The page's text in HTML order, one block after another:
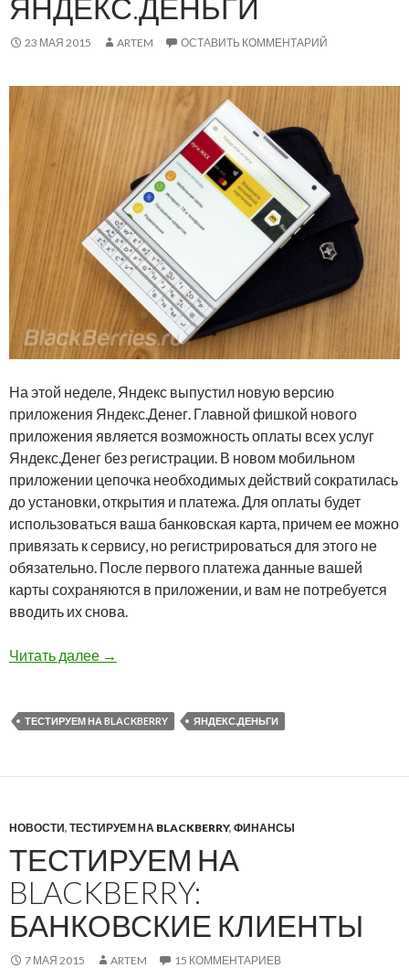
23 МАЯ 2015 ARTEM ОСТАВИТЬ КОММЕНТАРИЙ
На этой неделе, Яндекс выпустил новую версию
приложения Яндекс.Денег. Главной фишкой нового
приложения является возможность оплаты всех услуг
Яндекс.Денег без регистрации. В новом мобильном
приложении цепочка необходимых действий сократилась
до установки, открытия и платежа. Для оплаты будет
использоваться ваша банковская карта, причем ее можно
привязать к сервису, но регистрироваться для этого не
обязательно. После первого платежа данные вашей
карты сохраняются в приложении, и вам не потребуется
вводить их снова.
Читать далее Тестируем на BlackBerry: Новые функции
→
ТЕСТИРУЕМ НА BLACKBERRY ЯНДЕКС.ДЕНЬГИ
НОВОСТИ, ТЕСТИРУЕМ НА BLACKBERRY, ФИНАНСЫ
ТЕСТИРУЕМ НА
BLACKBERRY:
БАНКОВСКИЕ КЛИЕНТЫ
7 МАЯ 2015 ARTEM 15 КОММЕНТАРИЕВ